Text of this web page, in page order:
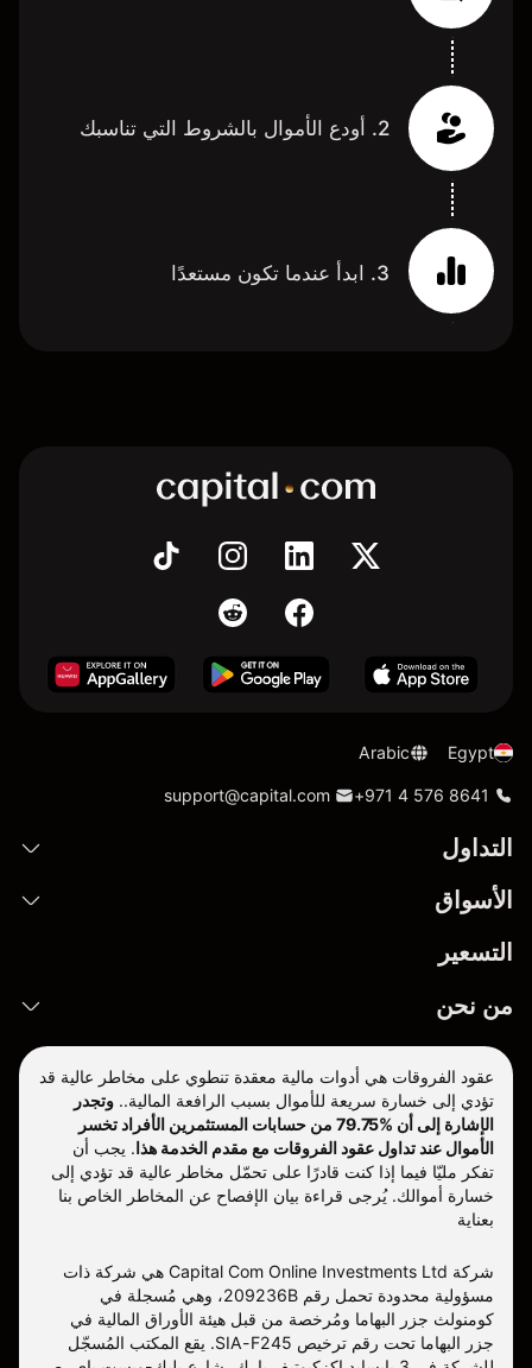
2. أودع الأموال بالشروط التي تناسبك
3. ابدأ عندما تكون مستعدًا
Egypt
Arabic
+971 4 576 8641
support@capital.com
التداول
الأسواق
التسعير
من نحن
عقود الفروقات هي أدوات مالية معقدة تنطوي على مخاطر عالية قد
تؤدي إلى خسارة سريعة للأموال بسبب الرافعة المالية.. وتجدر
الإشارة إلى أن %79.75 من حسابات المستثمرين الأفراد تخسر
الأموال عند تداول عقود الفروقات مع مقدم الخدمة هذا. يجب أن
تفكر مليّا فيما إذا كنت قادرًا على تحمّل مخاطر عالية قد تؤدي إلى
خسارة أموالك. يُرجى قراءة بيان الإفصاح عن المخاطر الخاص بنا
بعناية
شركة Capital Com Online Investments Ltd هي شركة ذات
مسؤولية محدودة تحمل رقم 209236B، وهي مُسجلة في
كومنولث جزر البهاما ومُرخصة من قبل هيئة الأوراق المالية في
جزر البهاما تحت رقم ترخيص SIA-F245. يقع المكتب المُسجّل